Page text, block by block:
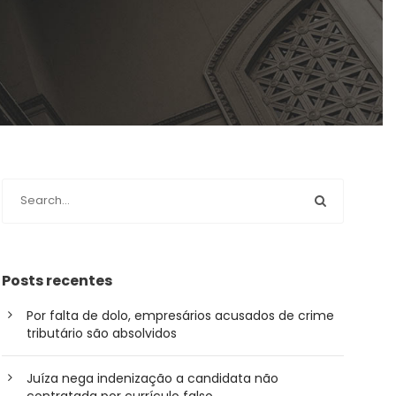
Posts recentes
Por falta de dolo, empresários acusados de crime
tributário são absolvidos
Juíza nega indenização a candidata não